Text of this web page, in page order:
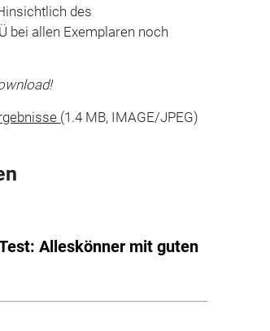
des
bei allen Exemplaren noch
(1.4 MB, IMAGE/JPEG)
Alleskönner mit guten